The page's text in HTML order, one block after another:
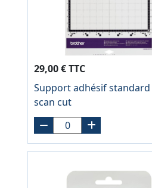
29,00 € TTC
Support adhésif
scan cut